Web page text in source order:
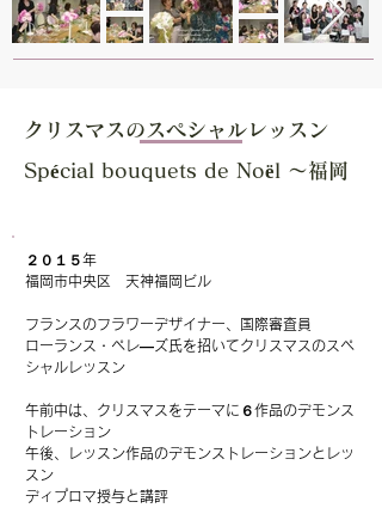
クリスマスのスペシャルレッスン
Spécial bouquets de Noël ～福岡
２０１５年
福岡市中央区 天神福岡ビル
フランスのフラワーデザイナー、国際審査員
ローランス・ペレ―ズ氏を招いてクリスマスのスペ
シャルレッスン
午前中は、クリスマスをテーマに６作品のデモンス
トレーション
午後、レッスン作品のデモンストレーションとレッ
スン
ディプロマ授与と講評​